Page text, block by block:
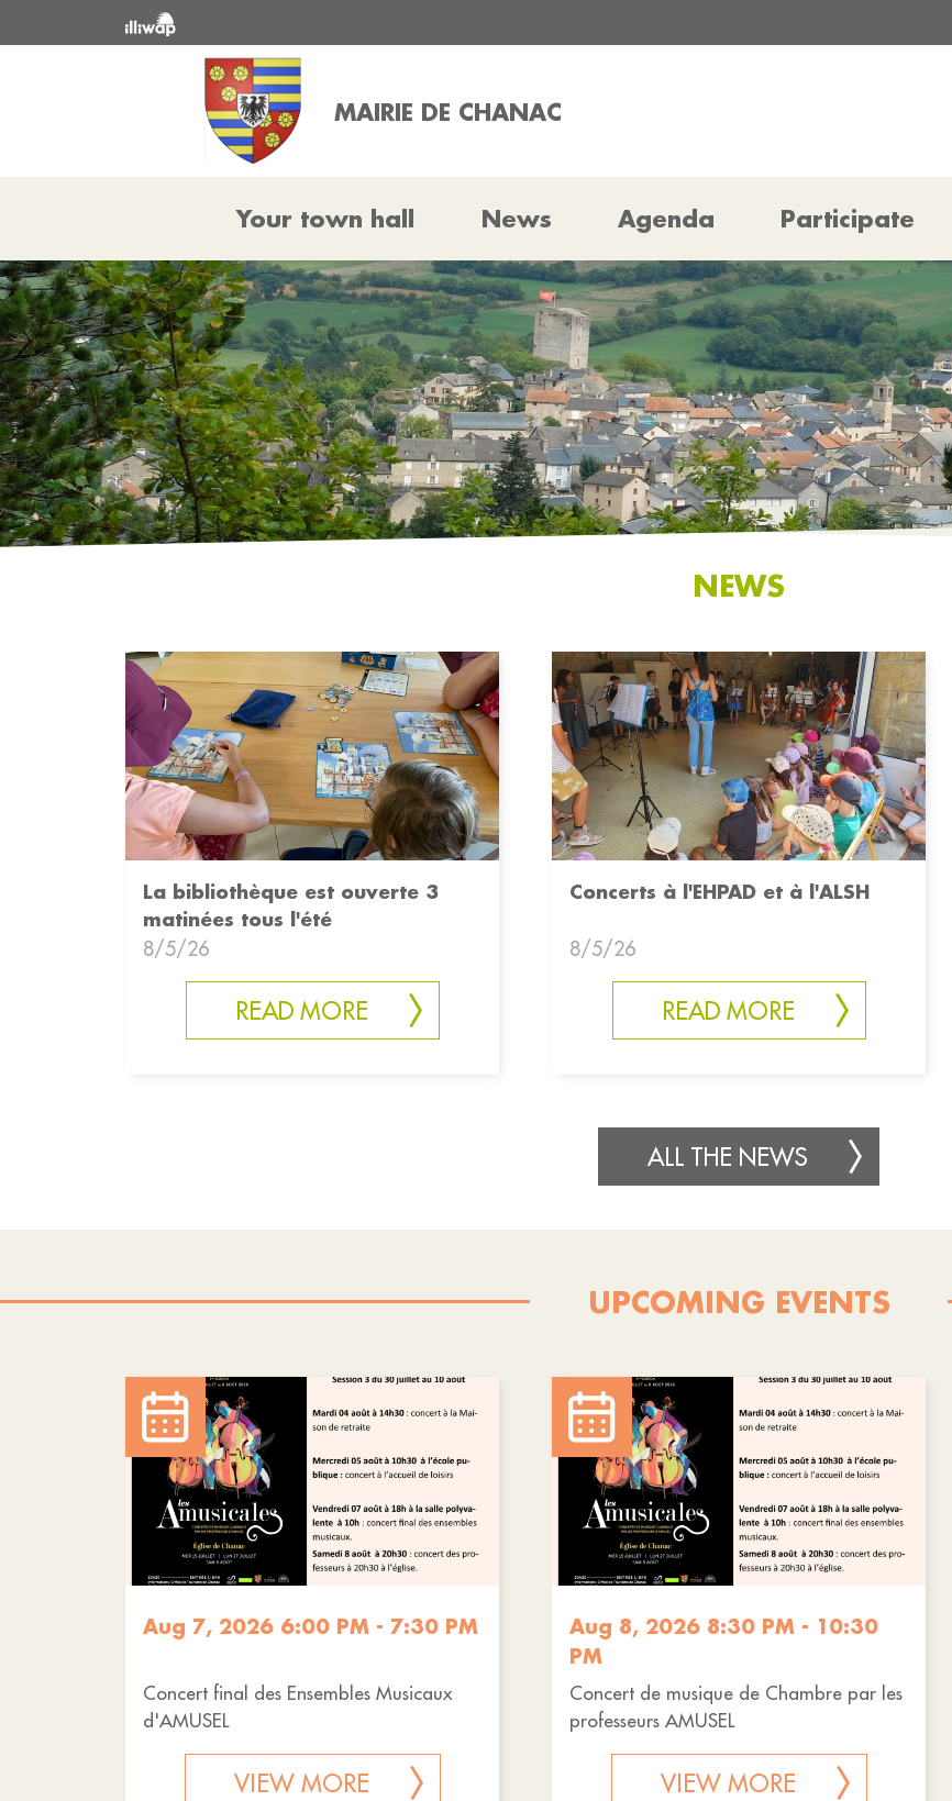
MAIRIE DE CHANAC
Your town hall News Agenda Participate
NEWS
La bibliothèque est ouverte 3
matinées tous l'été
8/5/26
READ MORE
Concerts à l'EHPAD et à l'ALSH
8/5/26
READ MORE
ALL THE NEWS
UPCOMING EVENTS
Aug 7, 2026 6:00 PM - 7:30 PM
Concert final des Ensembles Musicaux
d'AMUSEL
VIEW MORE
Aug 8, 2026 8:30 PM - 10:30
PM
Concert de musique de Chambre par les
professeurs AMUSEL
VIEW MORE